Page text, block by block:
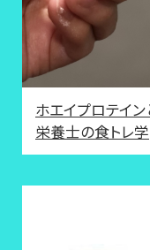
ホエイプロテイ
栄養士の食トレ学